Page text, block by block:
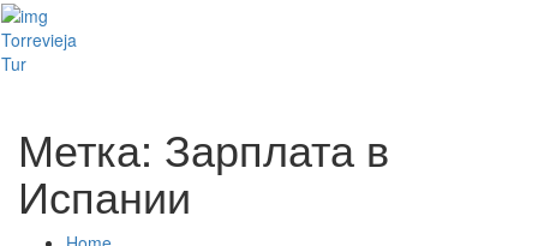
Torrevieja
Tur
Метка: Зарплата в
Испании